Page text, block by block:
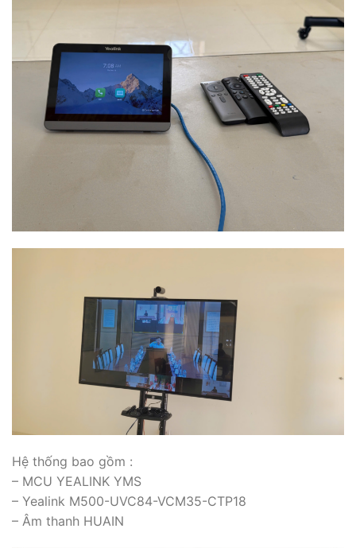
Hệ thống bao gồm :
– MCU YEALINK YMS
– Yealink M500-UVC84-VCM35-CTP18
– Âm thanh HUAIN